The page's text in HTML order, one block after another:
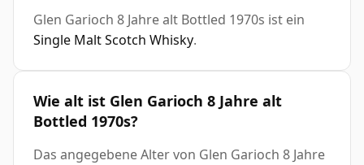
Glen Garioch 8 Jahre alt Bottled 1970s ist ein
Single Malt Scotch Whisky.
Wie alt ist Glen Garioch 8 Jahre alt
Bottled 1970s?
Das angegebene Alter von Glen Garioch 8 Jahre